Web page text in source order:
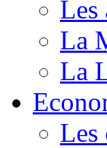
Les
La
La
Les